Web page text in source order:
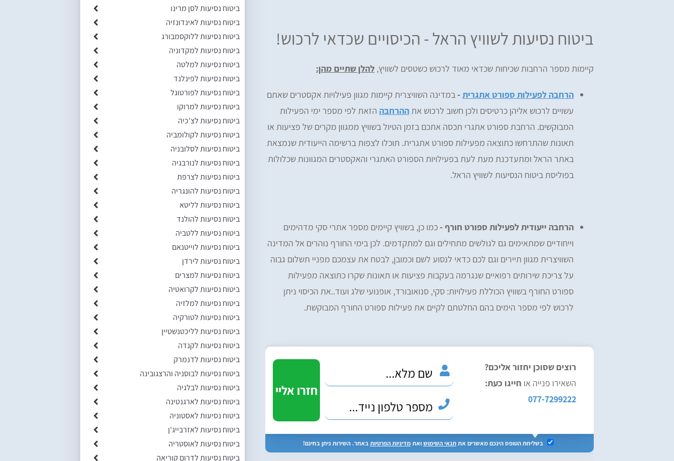
ביטוח נסיעות לשוויץ הראל - הכיסויים שכדאי לרכוש!
קיימות מספר הרחבות שכיחות שכדאי מאוד לרכוש כשטסים לשוויץ, להלן שתיים מהן:
הרחבה לפעילות ספורט אתגרית -במדינה השוויצרית קיימות מגוון פעילויות אקסטרים שאתם
עשויים לרכוש אליהן כרטיסים ולכן חשוב לרכוש אתההרחבה הזאת לפי מספר ימי הפעילות
המבוקשים. הרחבת ספורט אתגרי תכסה אתכם בזמן הטיול בשוויץ ממגוון מקרים של פציעות או
תאונות שהתרחשו כתוצאה מפעילות ספורט אתגרית. תוכלו לצפות ברשימה הייעודית שנמצאת
באתר הראל ומתעדכנת מעת לעת בפעילויות הספורט האתגרי והאקסטרים המגוונות שכלולות
בפוליסת ביטוח הנסיעות לשוויץ הראל.
הרחבה ייעודית לפעילות ספורט חורף -כמו כן, בשוויץ קיימים מספר אתרי סקי מדהימים
וייחודיים שמתאימים גם לגולשים מתחילים וגם למתקדמים. לכן בימי החורף נוהרים אל המדינה
השוויצרית מגוון תיירים וגם לכם כדאי לנסוע לשם וכמובן, לבטח את עצמכם מפניי תשלום גבוה
על צריכת שירותים רפואיים שנגרמה בעקבות פציעות או תאונות שקרו כתוצאה מפעילות
ספורט החורף בשוויץ הכוללת פעילויות: סקי, סנואובורד, אופנועי שלג ועוד..את הכיסוי ניתן
לרכוש לפי מספר הימים בהם החלטתם לקיים את פעילות ספורט החורף המבוקשת.
רוצים שסוכן יחזור אליכם?
השאירו פנייה או חייגו כעת:
077-7299222
בשליחת הטופס הינכם מאשרים אתתנאי השימושואתמדיניות הפרטיותבאתר. השירות ניתן בחינם!
ביטוח נסיעות לסן מרינו
ביטוח נסיעות לאינדונזיה
ביטוח נסיעות ללוקסמבורג
ביטוח נסיעות למקדוניה
ביטוח נסיעות למלטה
ביטוח נסיעות לפינלנד
ביטוח נסיעות לפורטוגל
ביטוח נסיעות למרוקו
ביטוח נסיעות לצ'כיה
ביטוח נסיעות לקולומביה
ביטוח נסיעות לסלובניה
ביטוח נסיעות לנורבגיה
ביטוח נסיעות לצרפת
ביטוח נסיעות להונגריה
ביטוח נסיעות לליטא
ביטוח נסיעות להולנד
ביטוח נסיעות ללטביה
ביטוח נסיעות לוייטנאם
ביטוח נסיעות לירדן
ביטוח נסיעות למצרים
ביטוח נסיעות לקרואטיה
ביטוח נסיעות למלזיה
ביטוח נסיעות לטורקיה
ביטוח נסיעות לליכטנשטיין
ביטוח נסיעות לקנדה
ביטוח נסיעות לדנמרק
ביטוח נסיעות לבוסניה והרצגובינה
ביטוח נסיעות לבלגיה
ביטוח נסיעות לארגנטינה
ביטוח נסיעות לאסטוניה
ביטוח נסיעות לאזרבייג'ן
ביטוח נסיעות לאוסטריה
ביטוח נסיעות לדרום קוריאה